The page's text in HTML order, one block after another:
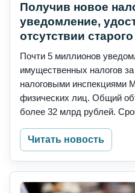
Получив новое
уведомление,
отсутствии
Почти 5 миллионов
имущественных налогов
налоговыми инспекциями
физических лиц. Общий
более 32 млрд рублей.
Читать новость